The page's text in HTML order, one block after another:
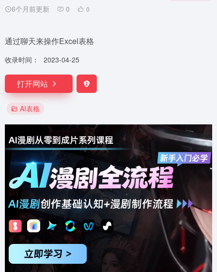
6个月前更新 0 0
通过聊天来操作Excel表格
收录时间： 2023-04-25
打开网站
AI表格